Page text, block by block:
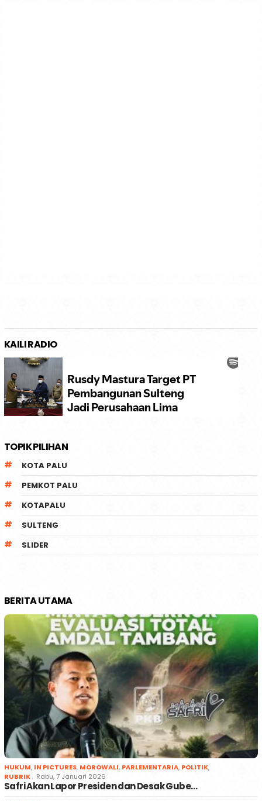
KAILI RADIO
TOPIK PILIHAN
KOTA PALU
PEMKOT PALU
KOTAPALU
SULTENG
SLIDER
BERITA UTAMA
HUKUM, IN PICTURES, MOROWALI, PARLEMENTARIA, POLITIK,
RUBRIK
Rabu, 7 Januari 2026
Safri Akan Lapor Presiden dan Desak Gube…